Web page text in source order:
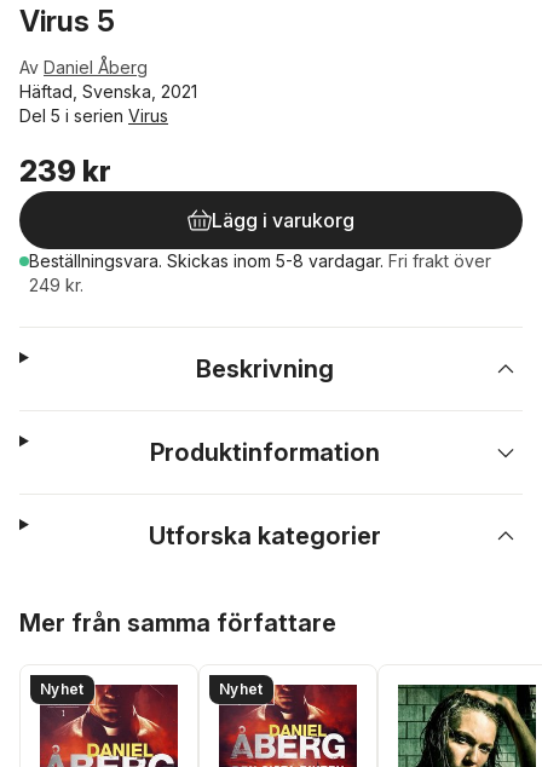
Virus 5
Av Daniel Åberg
Häftad, Svenska, 2021
Del 5 i serien Virus
239 kr
Lägg i varukorg
Beställningsvara. Skickas inom 5-8 vardagar. Fri frakt över
249 kr.
Beskrivning
Produktinformation
Utforska kategorier
Mer från samma författare
Nyhet Nyhet